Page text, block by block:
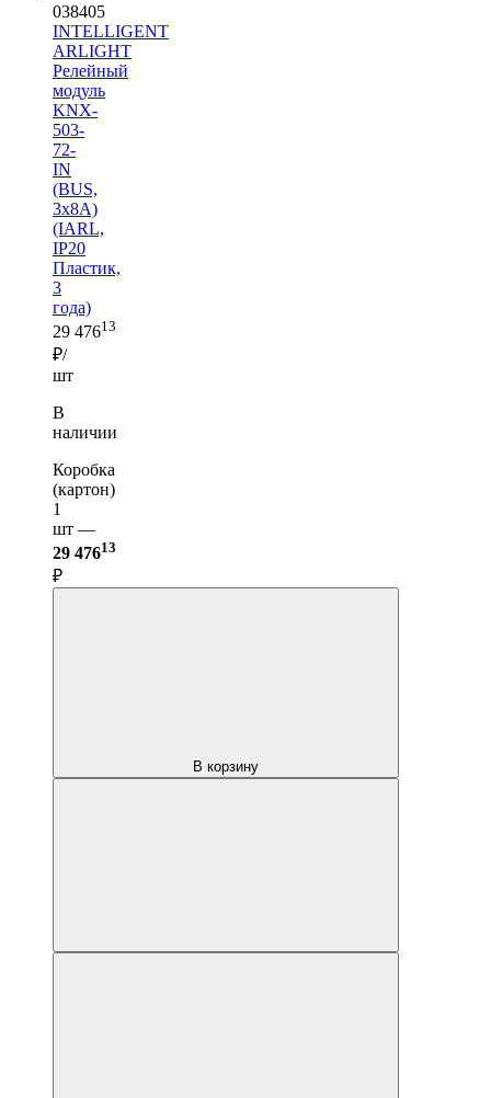
038405
INTELLIGENT
ARLIGHT
Релейный
модуль
KNX-
503-
72-
IN
(BUS,
3x8A)
(IARL,
IP20
Пластик,
3
года)
29 47613
₽/
шт
В
наличии
Коробка
(картон)
1
шт —
29 47613
₽
В корзину